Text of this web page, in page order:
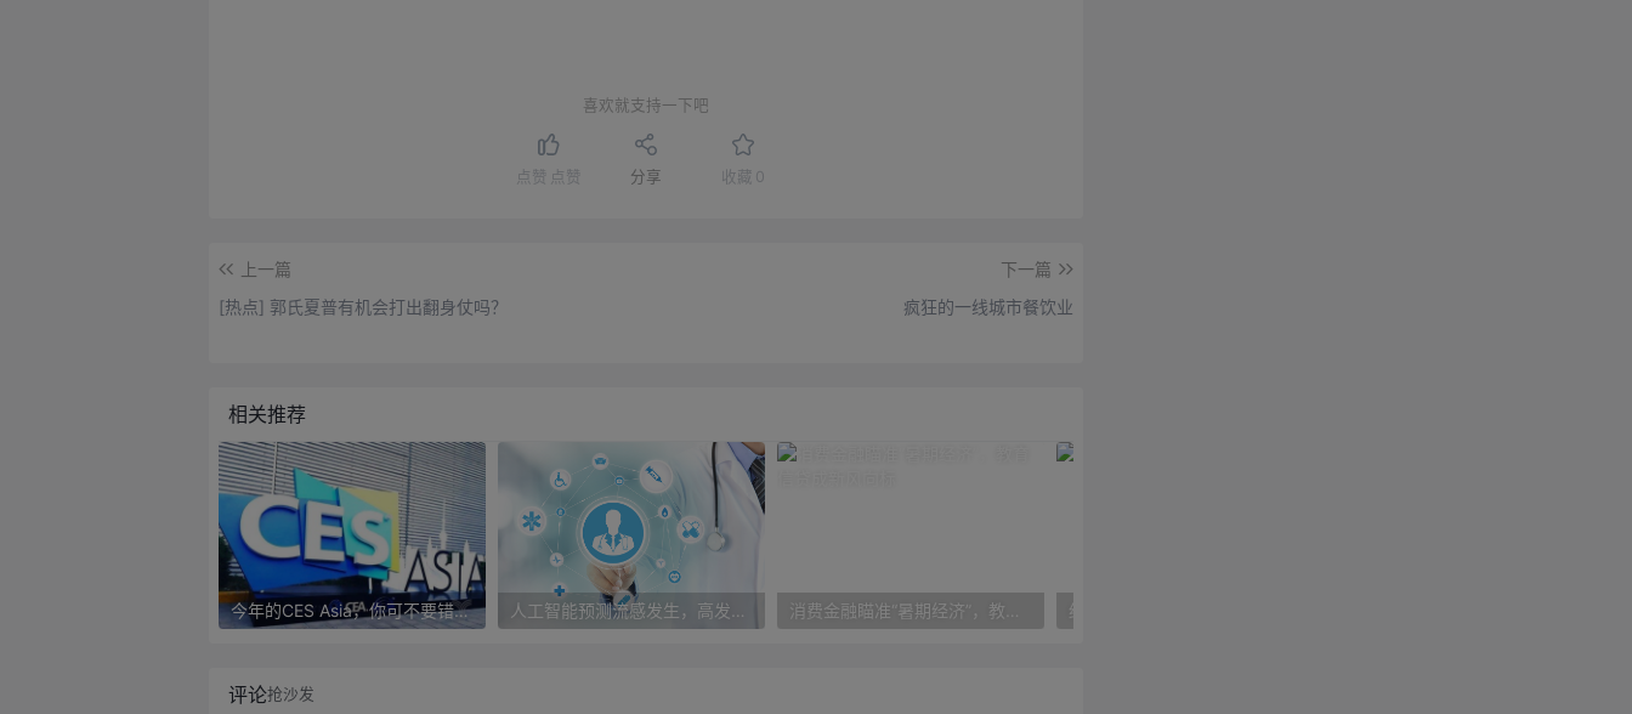
喜欢就支持一下吧
点赞 点赞 分享 收藏 0
上一篇
[热点] 郭氏夏普有机会打出翻身仗吗？
下一篇
疯狂的一线城市餐饮业
相关推荐
今年的CES Asia，你可不要错过这些自动驾驶看点
评论抢沙发